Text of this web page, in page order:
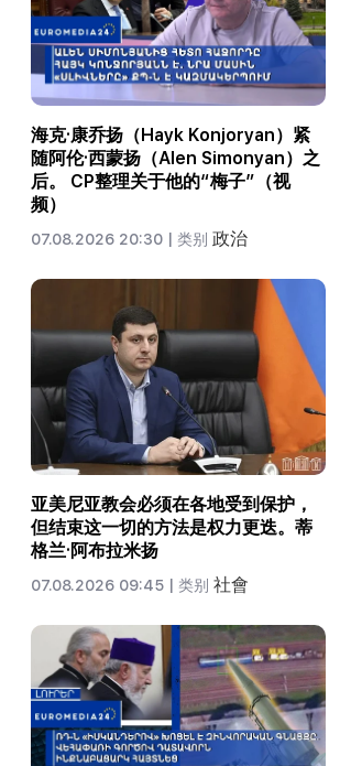
海克·康乔扬（Hayk Konjoryan）紧
随阿伦·西蒙扬（Alen Simonyan）之
后。 CP整理关于他的“梅子”（视
频）
07.08.2026 20:30 | 类别 政治
亚美尼亚教会必须在各地受到保护，
但结束这一切的方法是权力更迭。蒂
格兰·阿布拉米扬
07.08.2026 09:45 | 类别 社會